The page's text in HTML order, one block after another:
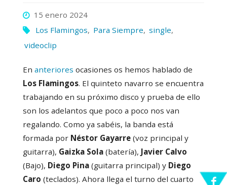
15 enero 2024
Los Flamingos, Para Siempre, single,
videoclip
En anteriores ocasiones os hemos hablado de
Los Flamingos. El quinteto navarro se encuentra
trabajando en su próximo disco y prueba de ello
son los adelantos que poco a poco nos van
regalando. Como ya sabéis, la banda está
formada por Néstor Gayarre(voz principal y
guitarra), Gaizka Sola(batería), Javier Calvo
(Bajo), Diego Pina(guitarra principal) y Diego
Caro (teclados). Ahora llega el turno del cuarto